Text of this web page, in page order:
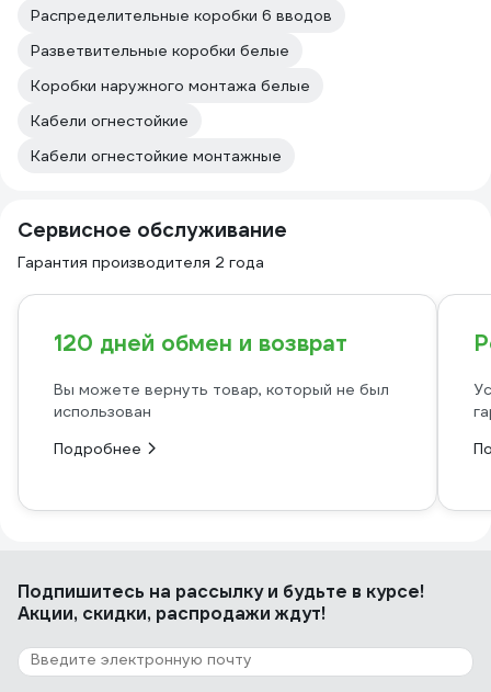
Распределительные коробки 6 вводов
Разветвительные коробки белые
Коробки наружного монтажа белые
Кабели огнестойкие
Кабели огнестойкие монтажные
Сервисное обслуживание
Гарантия производителя 2 года
120 дней обмен и возврат
Вы можете вернуть товар, который не был
использован
Подробнее
Подпишитесь на рассылкуи будьте в курсе!
Акции, скидки, распродажи ждут!